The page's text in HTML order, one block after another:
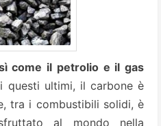
come il petrolio e il gas
questi ultimi, il carbone è
tra i combustibili solidi, è
al mondo nella